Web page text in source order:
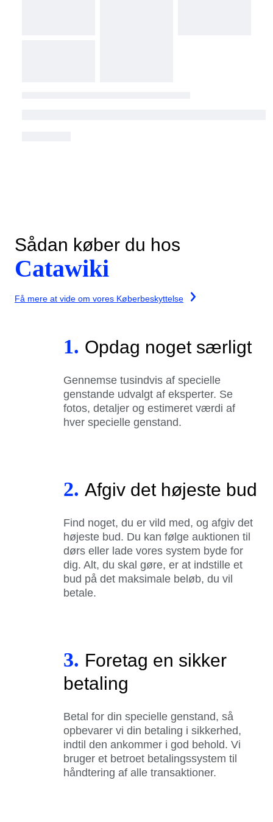
Sådan køber du hos
Catawiki
Få mere at vide om vores Køberbeskyttelse
1. Opdag noget særligt
Gennemse tusindvis af specielle
genstande udvalgt af eksperter. Se
fotos, detaljer og estimeret værdi af
hver specielle genstand.
2. Afgiv det højeste bud
Find noget, du er vild med, og afgiv det
højeste bud. Du kan følge auktionen til
dørs eller lade vores system byde for
dig. Alt, du skal gøre, er at indstille et
bud på det maksimale beløb, du vil
betale.
3. Foretag en sikker
betaling
Betal for din specielle genstand, så
opbevarer vi din betaling i sikkerhed,
indtil den ankommer i god behold. Vi
bruger et betroet betalingssystem til
håndtering af alle transaktioner.